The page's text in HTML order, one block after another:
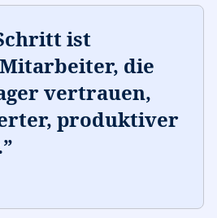
ist
die
vertrauen,
produktiver
”